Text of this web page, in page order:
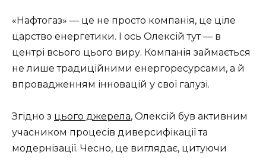
«Нафтогаз» — це не просто компанія, це ціле
царство енергетики. І ось Олексій тут — в
центрі всього цього виру. Компанія займається
не лише традиційними енергоресурсами, а й
впровадженням інновацій у свої галузі.
Згідно з цього джерела, Олексій був активним
учасником процесів диверсифікації та
модернізації. Чесно, це виглядає, цитуючи